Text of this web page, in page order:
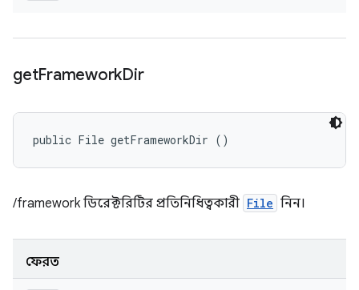
getFrameworkDir
public File getFrameworkDir ()
/framework ডিরেক্টরিটির প্রতিনিধিত্বকারী File নিন।
ফেরত